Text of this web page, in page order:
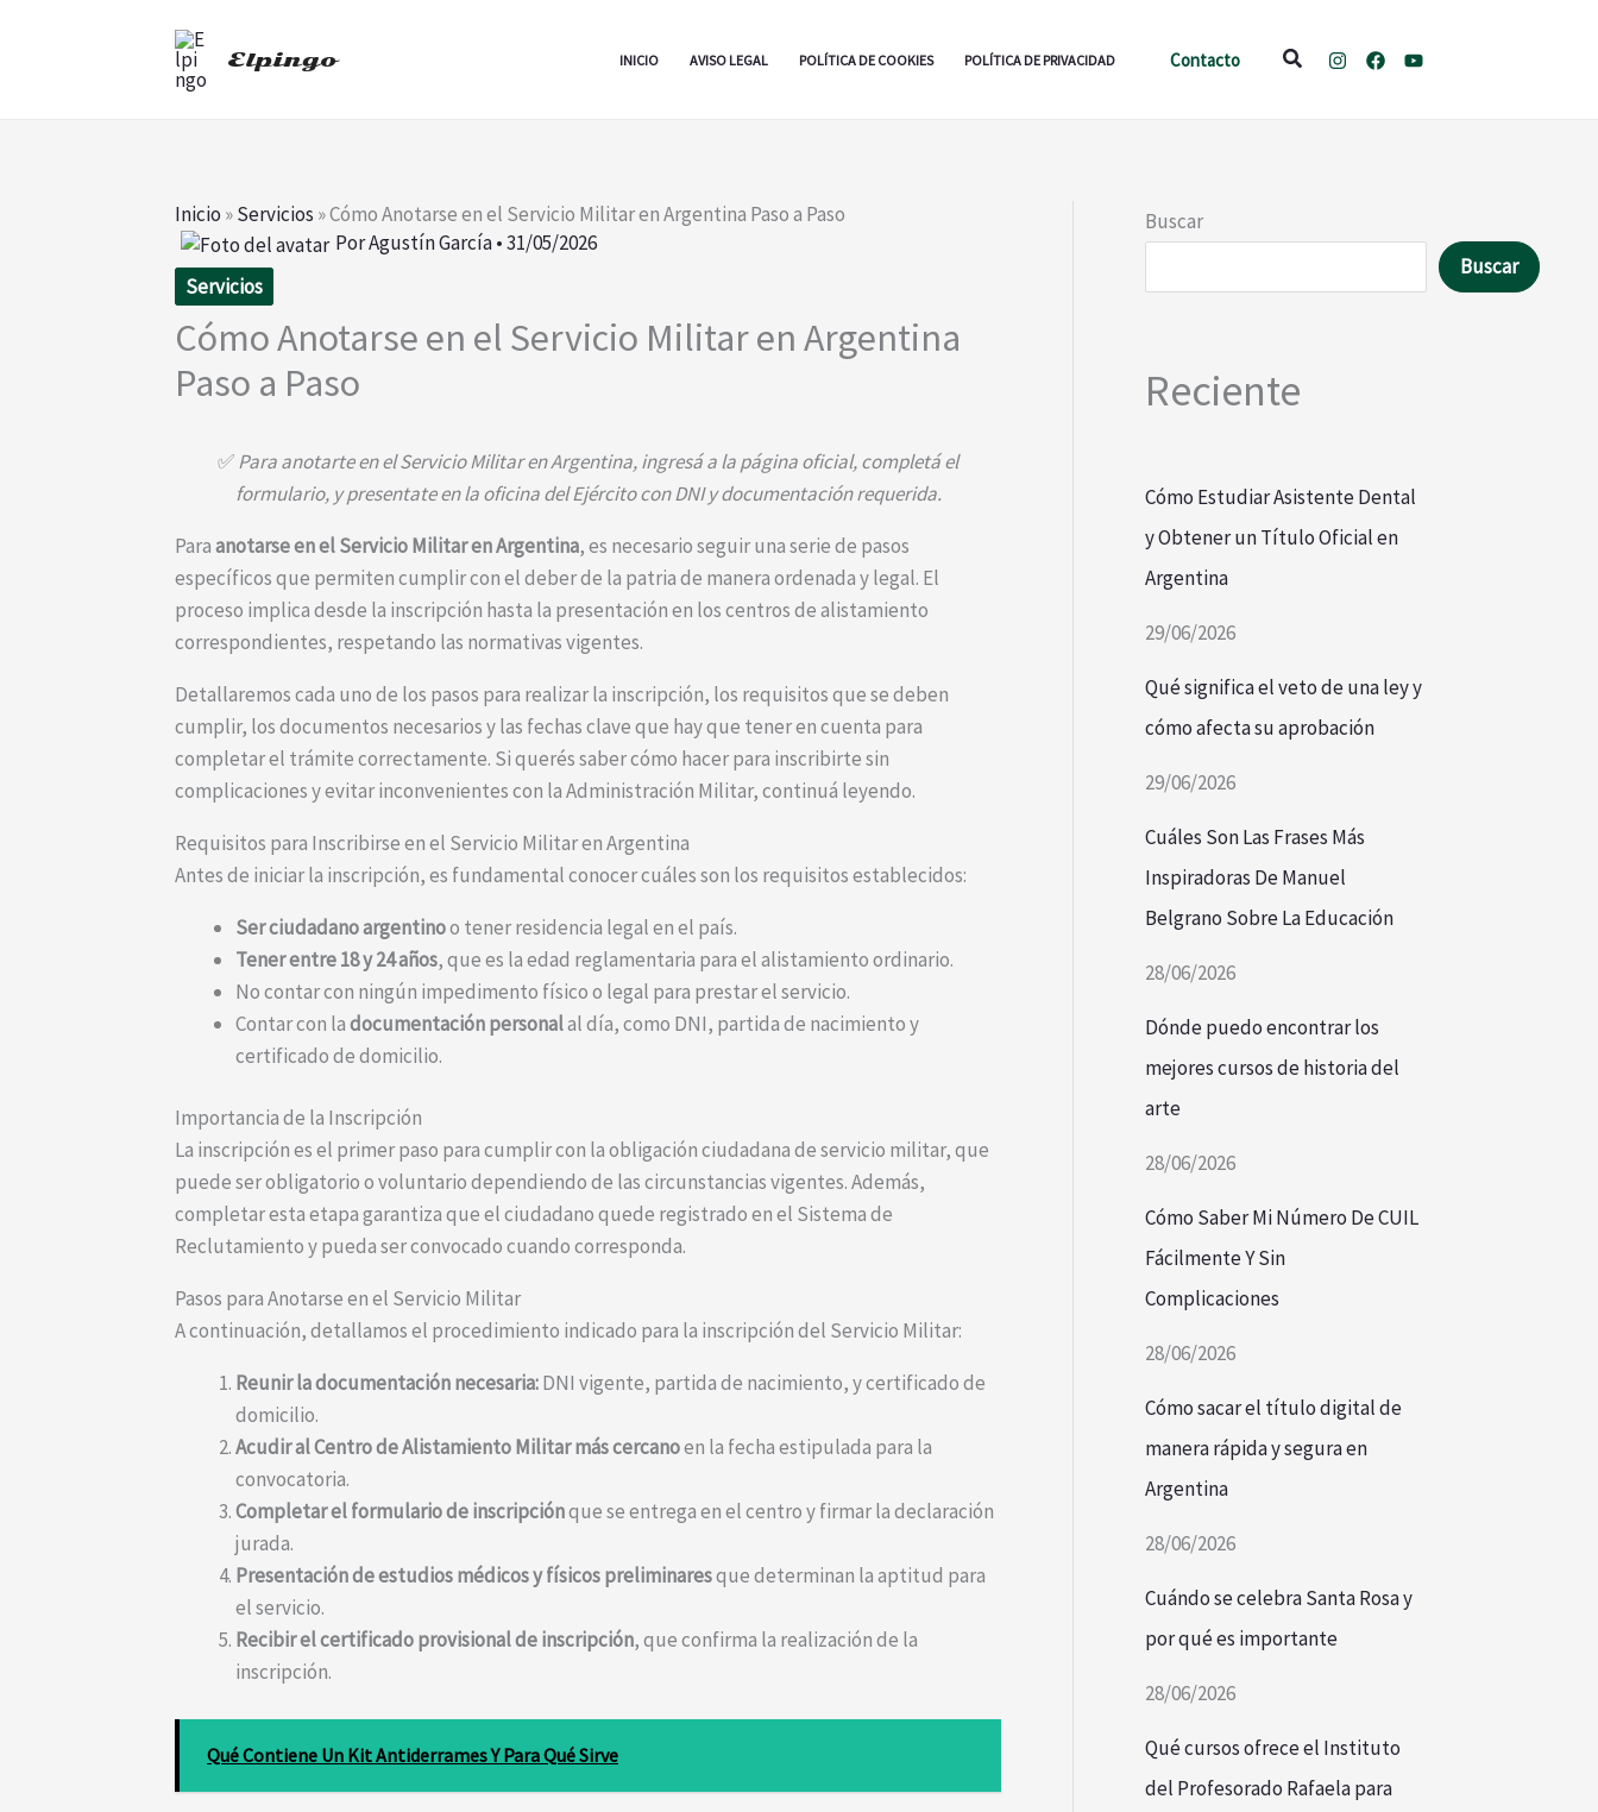
Elpingo INICIO AVISO LEGAL POLÍTICA DE COOKIES POLÍTICA DE PRIVACIDAD Contacto Buscar
Inicio »Servicios »Cómo Anotarse en el Servicio Militar en Argentina Paso a Paso
PorAgustín García•31/05/2026
Servicios
Cómo Anotarse en el Servicio Militar en Argentina
Paso a Paso
✅Para anotarte en el Servicio Militar en Argentina, ingresá a la página oficial, completá el
formulario, y presentate en la oficina del Ejército con DNI y documentación requerida.
Paraanotarse en el Servicio Militar en Argentina, es necesario seguir una serie de pasos
específicos que permiten cumplir con el deber de la patria de manera ordenada y legal. El
proceso implica desde la inscripción hasta la presentación en los centros de alistamiento
correspondientes, respetando las normativas vigentes.
Detallaremos cada uno de los pasos para realizar la inscripción, los requisitos que se deben
cumplir, los documentos necesarios y las fechas clave que hay que tener en cuenta para
completar el trámite correctamente. Si querés saber cómo hacer para inscribirte sin
complicaciones y evitar inconvenientes con la Administración Militar, continuá leyendo.
Requisitos para Inscribirse en el Servicio Militar en Argentina
Antes de iniciar la inscripción, es fundamental conocer cuáles son los requisitos establecidos:
Ser ciudadano argentinoo tener residencia legal en el país.
Tener entre 18 y 24 años, que es la edad reglamentaria para el alistamiento ordinario.
No contar con ningún impedimento físico o legal para prestar el servicio.
Contar con ladocumentación personalal día, como DNI, partida de nacimiento y
certificado de domicilio.
Importancia de la Inscripción
La inscripción es el primer paso para cumplir con la obligación ciudadana de servicio militar, que
puede ser obligatorio o voluntario dependiendo de las circunstancias vigentes. Además,
completar esta etapa garantiza que el ciudadano quede registrado en el Sistema de
Reclutamiento y pueda ser convocado cuando corresponda.
Pasos para Anotarse en el Servicio Militar
A continuación, detallamos el procedimiento indicado para la inscripción del Servicio Militar:
Reunir la documentación necesaria:DNI vigente, partida de nacimiento, y certificado de
domicilio.
Acudir al Centro de Alistamiento Militar más cercanoen la fecha estipulada para la
convocatoria.
Completar el formulario de inscripciónque se entrega en el centro y firmar la declaración
jurada.
Presentación de estudios médicos y físicos preliminaresque determinan la aptitud para
el servicio.
Recibir el certificado provisional de inscripción, que confirma la realización de la
inscripción.
Qué Contiene Un Kit Antiderrames Y Para Qué Sirve
Buscar
Buscar
Reciente
Cómo Estudiar Asistente Dental
y Obtener un Título Oficial en
Argentina
29/06/2026
Qué significa el veto de una ley y
cómo afecta su aprobación
29/06/2026
Cuáles Son Las Frases Más
Inspiradoras De Manuel
Belgrano Sobre La Educación
28/06/2026
Dónde puedo encontrar los
mejores cursos de historia del
arte
28/06/2026
Cómo Saber Mi Número De CUIL
Fácilmente Y Sin
Complicaciones
28/06/2026
Cómo sacar el título digital de
manera rápida y segura en
Argentina
28/06/2026
Cuándo se celebra Santa Rosa y
por qué es importante
28/06/2026
Qué cursos ofrece el Instituto
del Profesorado Rafaela para